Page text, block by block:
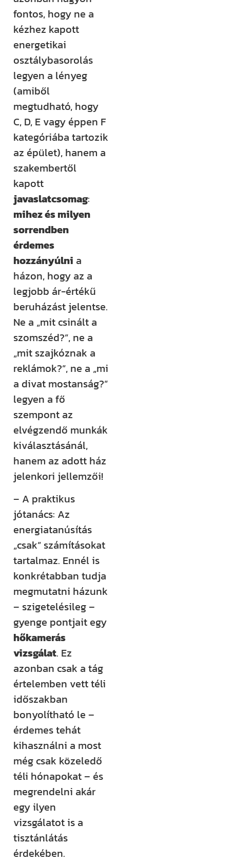
fontos, hogy ne a
kézhez kapott
energetikai
osztálybasorolás
legyen a lényeg
(amiből
megtudható, hogy
C, D, E vagy éppen F
kategóriába tartozik
az épület), hanem a
szakembertől
kapott
javaslatcsomag:
mihez és milyen
sorrendben
érdemes
hozzányúlni a
házon, hogy az a
legjobb ár-értékű
beruházást jelentse.
Ne a „mit csinált a
szomszéd?”, ne a
„mit szajkóznak a
reklámok?”, ne a „mi
a divat mostanság?”
legyen a fő
szempont az
elvégzendő munkák
kiválasztásánál,
hanem az adott ház
jelenkori jellemzői!
– A praktikus
jótanács: Az
energiatanúsítás
„csak” számításokat
tartalmaz. Ennél is
konkrétabban tudja
megmutatni házunk
– szigetelésileg –
gyenge pontjait egy
hőkamerás
vizsgálat. Ez
azonban csak a tág
értelemben vett téli
időszakban
bonyolítható le –
érdemes tehát
kihasználni a most
még csak közeledő
téli hónapokat – és
megrendelni akár
egy ilyen
vizsgálatot is a
tisztánlátás
érdekében.